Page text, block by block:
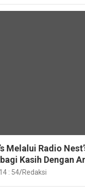
Melalui Radio
Kasih Dengan
2 Sipora
: 54 Redaksi